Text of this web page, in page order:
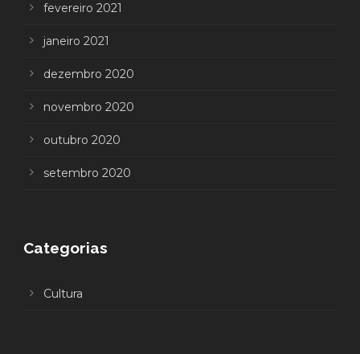
fevereiro 2021
janeiro 2021
dezembro 2020
novembro 2020
outubro 2020
setembro 2020
Categorias
Cultura